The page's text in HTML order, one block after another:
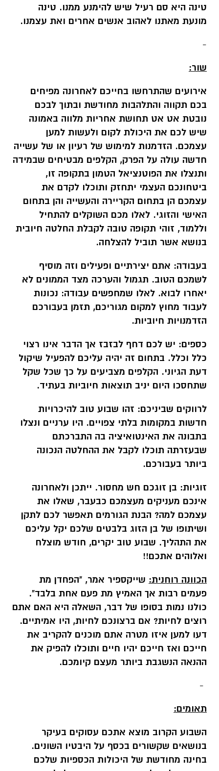
טינה היא סם רעיל שיש להימנע ממנו. טינה
מונעת מאתנו לאהוב אנשים אחרים ואת עצמנו.
-
שור:
אירועים שהתרחשו בחייכם לאחרונה מפיחים
בכם תקווה והתלהבות מחודשת ובתוך לבכם
נובטת אט אט תחושת אחריות מלווה באמונה
שיש לכם את היכולת לקום ולעשות למען
עצמכם. הזדמנות למימוש של רעיון או של עשייה
חדשה עולה על הפרק, הקלפים מבטיחים שבמידה
ותנצלו את הפוטנציאל הטמון בתקופה זו,
ביטחונכם העצמי יתחזק ותוכלו לקדם את
עצמכם הן בתחום הקריירה והעשייה והן בתחום
האישי והזוגי. לאלו מכם השוקלים להתחיל
וללמוד, זוהי תקופה טובה לקבלת החלטה חיובית
בנושא אשר תוביל להצלחה.
בעבודה: אתם יצירתיים ופעילים וזה מוסיף
לשמכם הטוב. תגמול והערכה מצד הממונים לא
יאחרו לבוא. לאלו שמחפשים עבודה: נכונות
לעבוד מחוץ למקום מגוריכם, תזמן בעבורכם
הזדמנויות חיוביות.
כספים: יש לכם דחף לבזבז אך הדבר אינו רצוי
כלל וכלל. בתחום זה יהיה עליכם להפעיל שיקול
דעת הגיוני. הקלפים מצביעים על כך שכל שקל
שתחסכו היום יניב תוצאות חיוביות בעתיד.
לרווקים שביניכם: זהו שבוע טוב להיכרויות
חדשות במקומות בלתי צפויים. היו ערניים ונצלו
בתבונה את האינטואיציה בה התברכתם
שבעזרתה תוכלו לקבל את ההחלטה הנכונה
ביותר בעבורכם.
זוגיות: בן זוגכם חש מחסור. ייתכן ולאחרונה
אינכם מעניקים מעצמכם כבעבר, שאלו את
עצמכם למה? הבנת הגורמים תאפשר לכם לתקן
ושיתופו של בן הזוג בלבטים שלכם יקל עליכם
את התהליך. שבוע טוב יקרים, חודש מוצלח
ואלוהים אתכם!!
הכוונה רוחנית: שייקספיר אמר, "הפחדן מת
פעמים רבות אך האמיץ מת פעם אחת בלבד".
כולנו נמות בסופו של דבר, השאלה היא האם אתם
רוצים לחיות? אם ברצונכם לחיות, היו אמיתיים.
דעו למען איזו מטרה אתם מוכנים להקריב את
חייכם ואז חייכם יהיו חיים ותוכלו להפיק את
ההנאה הנשגבת ביותר מעצם קיומכם.
-
תאומים:
השבוע הקרוב מוצא אתכם עסוקים בעיקר
בנושאים שקשורים בכסף על היבטיו השונים.
בחינה מחודשת של היכולות הכספיות שלכם